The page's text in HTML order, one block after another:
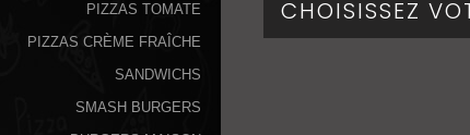
PIZZAS TOMATE
PIZZAS CRÈME FRAÎCHE
SANDWICHS
SMASH BURGERS